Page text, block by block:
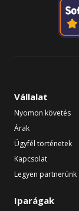
Vállalat
Nyomon követés
Árak
Ügyfél történetek
Kapcsolat
Legyen partnerünk
Iparágak